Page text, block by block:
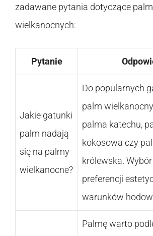
zadawane pytania dotyczące palm
wielkanocnych:
Pytanie
Jakie gatunki
palm nadają
się na palmy
wielkanocne?
Do popularnych
palm
palma katechu,
kokosowa czy
królewska.
preferencji
warunków
Palmę warto